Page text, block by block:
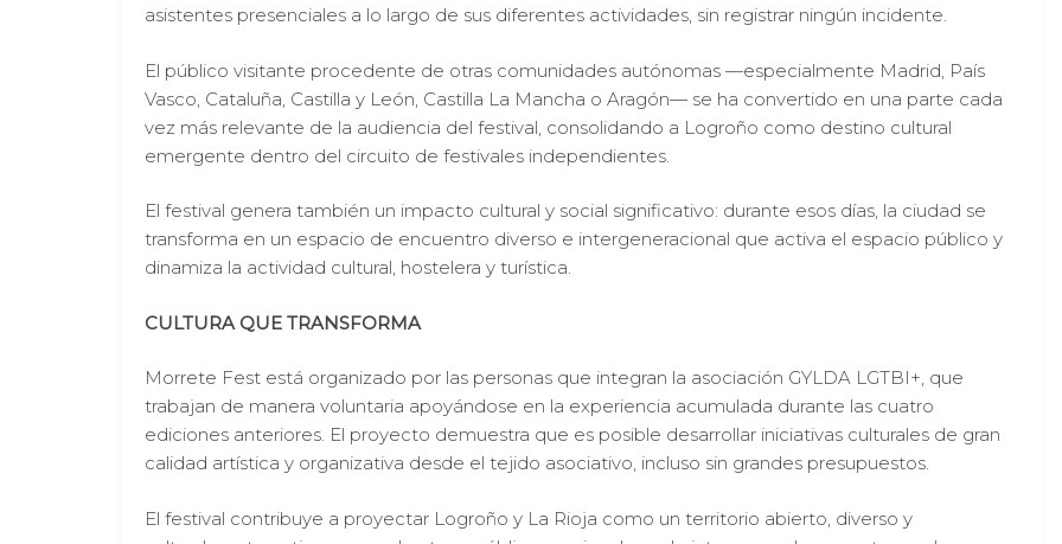
asistentes presenciales a lo largo de sus diferentes actividades, sin registrar ningún incidente.
El público visitante procedente de otras comunidades autónomas —especialmente Madrid, País
Vasco, Cataluña, Castilla y León, Castilla La Mancha o Aragón— se ha convertido en una parte cada
vez más relevante de la audiencia del festival, consolidando a Logroño como destino cultural
emergente dentro del circuito de festivales independientes.
El festival genera también un impacto cultural y social significativo: durante esos días, la ciudad se
transforma en un espacio de encuentro diverso e intergeneracional que activa el espacio público y
dinamiza la actividad cultural, hostelera y turística.
CULTURA QUE TRANSFORMA
Morrete Fest está organizado por las personas que integran la asociación GYLDA LGTBI+, que
trabajan de manera voluntaria apoyándose en la experiencia acumulada durante las cuatro
ediciones anteriores. El proyecto demuestra que es posible desarrollar iniciativas culturales de gran
calidad artística y organizativa desde el tejido asociativo, incluso sin grandes presupuestos.
El festival contribuye a proyectar Logroño y La Rioja como un territorio abierto, diverso y